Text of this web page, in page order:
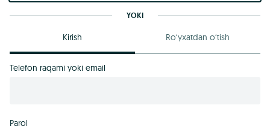
YOKI
Kirish Ro‘yxatdan o‘tish
Telefon raqami yoki email
Parol